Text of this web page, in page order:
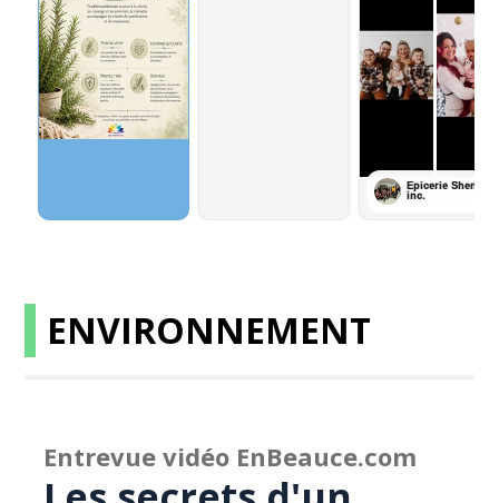
ENVIRONNEMENT
Entrevue vidéo EnBeauce.com